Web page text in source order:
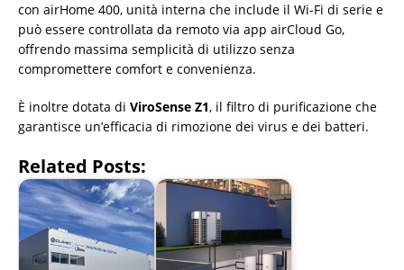
con airHome 400, unità interna che include il Wi-Fi di serie e
può essere controllata da remoto via app airCloud Go,
offrendo massima semplicità di utilizzo senza
compromettere comfort e convenienza.
È inoltre dotata di ViroSense Z1, il filtro di purificazione che
garantisce un’efficacia di rimozione dei virus e dei batteri.
Related Posts: